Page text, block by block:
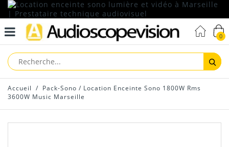
0
Accueil / Pack-Sono / Location Enceinte Sono 1800W Rms
3600W Music Marseille